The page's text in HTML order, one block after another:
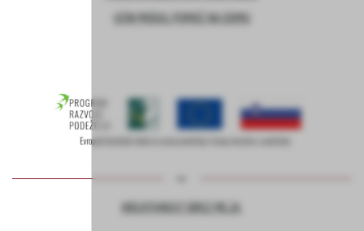
UČNI MODUL POMOČ NA DOMU
KREATIVNOST BREZ MEJA